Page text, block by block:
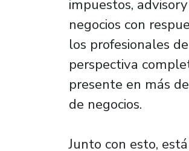
impuestos,
negocios con
los profesionales
perspectiva
presente en más
de negocios.
Junto con esto,